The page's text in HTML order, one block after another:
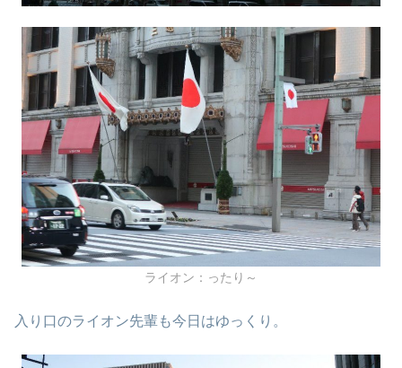
ライオン：ったり～
入り口のライオン先輩も今日はゆっくり。